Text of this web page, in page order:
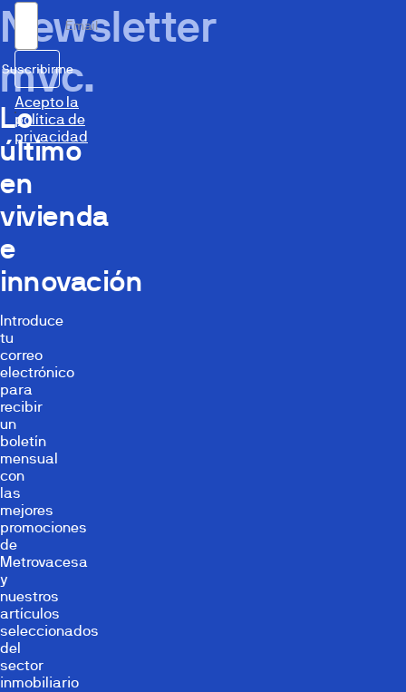
Newsletter
mvc.
Lo
último
en
vivienda
e
innovación
Introduce
tu
correo
electrónico
para
recibir
un
boletín
mensual
con
las
mejores
promociones
de
Metrovacesa
y
nuestros
artículos
seleccionados
del
sector
inmobiliario
Email
Suscribirme
Acepto la
política de
privacidad